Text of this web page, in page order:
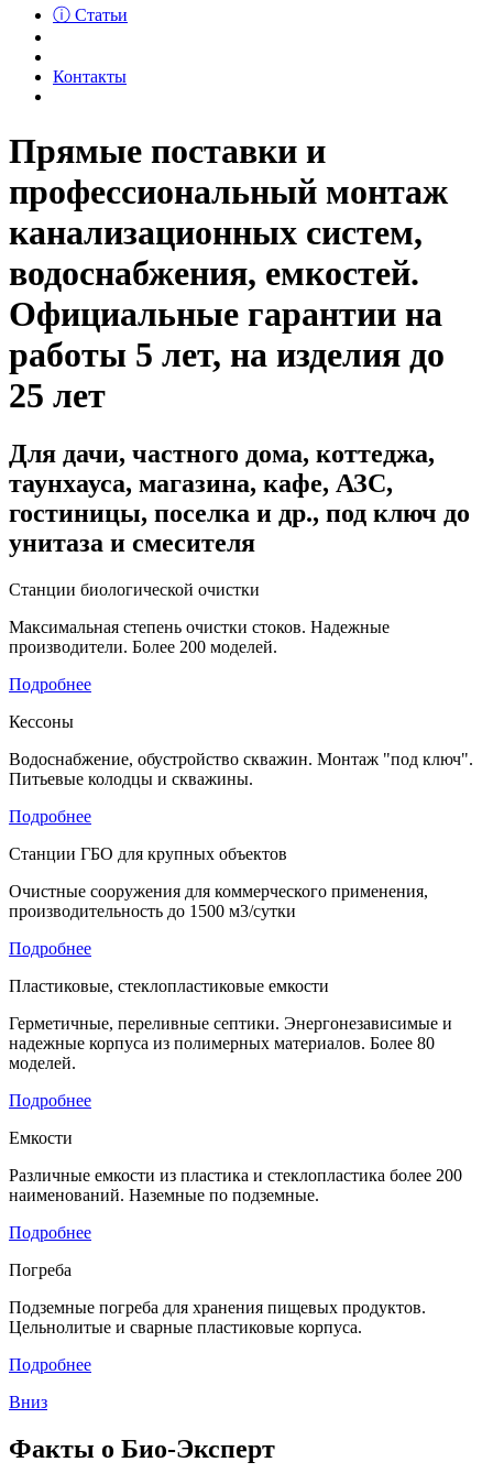
ⓘ Статьи
Контакты
Прямые поставки и
профессиональный монтаж
канализационных систем,
водоснабжения, емкостей.
Официальные гарантии на
работы 5 лет, на изделия до
25 лет
Для дачи, частного дома, коттеджа,
таунхауса, магазина, кафе, АЗС,
гостиницы, поселка и др., под ключ до
унитаза и смесителя
Станции биологической очистки
Максимальная степень очистки стоков. Надежные
производители. Более 200 моделей.
Подробнее
Кессоны
Водоснабжение, обустройство скважин. Монтаж "под ключ".
Питьевые колодцы и скважины.
Подробнее
Станции ГБО для крупных объектов
Очистные сооружения для коммерческого применения,
производительность до 1500 м3/сутки
Подробнее
Пластиковые, стеклопластиковые емкости
Герметичные, переливные септики. Энергонезависимые и
надежные корпуса из полимерных материалов. Более 80
моделей.
Подробнее
Емкости
Различные емкости из пластика и стеклопластика более 200
наименований. Наземные по подземные.
Подробнее
Погреба
Подземные погреба для хранения пищевых продуктов.
Цельнолитые и сварные пластиковые корпуса.
Подробнее
Вниз
Факты о Био-Эксперт